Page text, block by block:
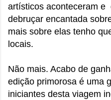
artísticos aconteceram e
debruçar encantada
mais sobre elas tenho
locais.
Não mais. Acabo de
edição primorosa é uma
iniciantes desta viagem